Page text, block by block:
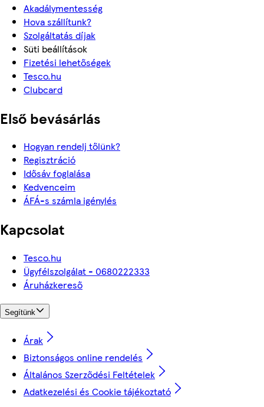
Akadálymentesség
Hova szállítunk?
Szolgáltatás díjak
Süti beállítások
Fizetési lehetőségek
Tesco.hu
Clubcard
Első bevásárlás
Hogyan rendelj tőlünk?
Regisztráció
Idősáv foglalása
Kedvenceim
ÁFÁ-s számla igénylés
Kapcsolat
Tesco.hu
Ügyfélszolgálat - 0680222333
Áruházkereső
Segítünk
Árak
Biztonságos online rendelés
Általános Szerződési Feltételek
Adatkezelési és Cookie tájékoztató